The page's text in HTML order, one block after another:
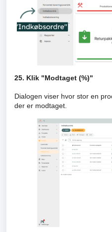
25. Klik "Modtaget (%)"
Dialogen viser hvor stor en
der er modtaget.